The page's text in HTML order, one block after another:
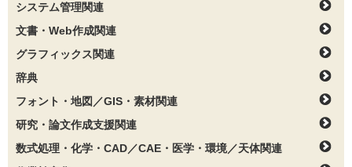
システム管理関連
文書・Web作成関連
グラフィックス関連
辞典
フォント・地図／GIS・素材関連
研究・論文作成支援関連
数式処理・化学・CAD／CAE・医学・環境／天体関連